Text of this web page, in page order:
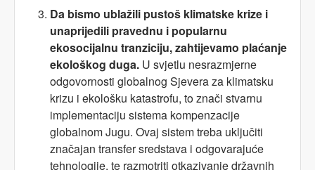
Da bismo ublažili pustoš klimatske krize i
unaprijedili pravednu i popularnu
ekosocijalnu tranziciju, zahtijevamo plaćanje
ekološkog duga. U svjetlu nesrazmjerne
odgovornosti globalnog Sjevera za klimatsku
krizu i ekološku katastrofu, to znači stvarnu
implementaciju sistema kompenzacije
globalnom Jugu. Ovaj sistem treba uključiti
značajan transfer sredstava i odgovarajuće
tehnologije, te razmotriti otkazivanje državnih